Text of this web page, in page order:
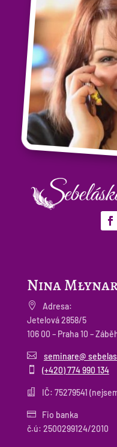
Nina

Adresa:
Jetelová 2858/5
106 00 – Praha 10 –
 seminare@
 (+420) 774 990 134
 IČ: 75279541

Fio banka
č.ú: 2500299124/2010